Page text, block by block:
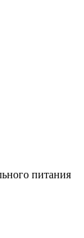
питания